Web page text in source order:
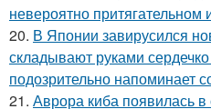
невероятно
20. В Японии завирусился
складывают руками
подозрительно напоминает
21. Аврора киба появилась